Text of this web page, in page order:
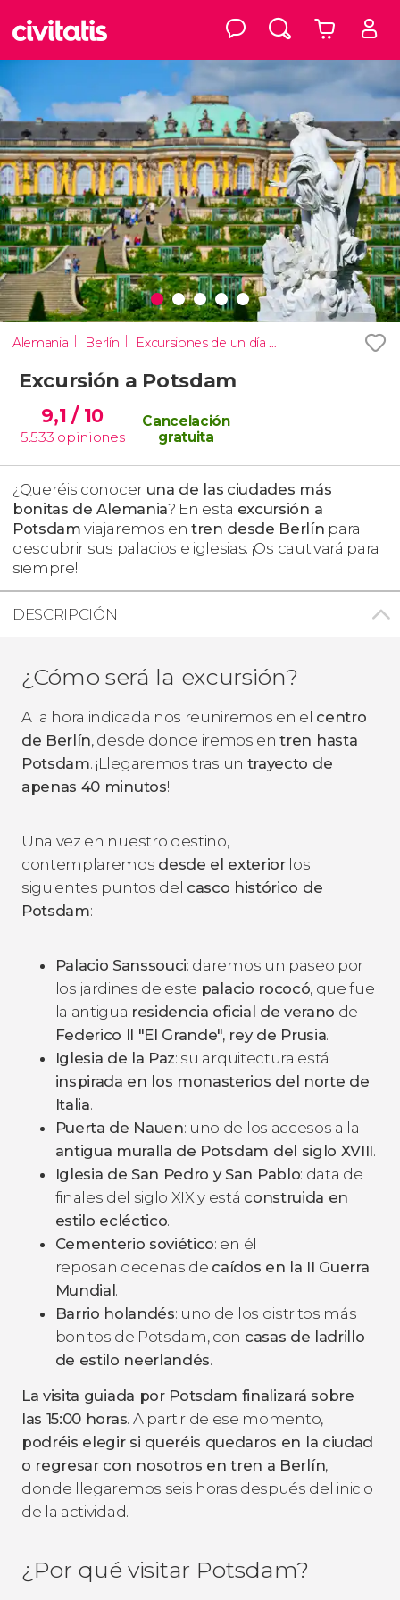
Alemania Berlín Excursiones de un día desde Berlín
Excursión a Potsdam
9,1/ 10
5.533 opiniones
Cancelación
gratuita
¿Queréis conocer una de las ciudades más
bonitas de Alemania? En esta excursión a
Potsdam viajaremos en tren desde Berlín para
descubrir sus palacios e iglesias. ¡Os cautivará para
siempre!
DESCRIPCIÓN
¿Cómo será la excursión?
A la hora indicada nos reuniremos en el centro
de Berlín, desde donde iremos entren hasta
Potsdam. ¡Llegaremos tras un trayecto de
apenas 40 minutos!
Una vez en nuestro destino,
contemplaremos desde el exteriorlos
siguientes puntos del casco histórico de
Potsdam:
Palacio Sanssouci: daremos un paseo por
los jardines de este palacio rococó, que fue
la antigua residencia oficial de verano de
Federico II "El Grande", rey de Prusia.
Iglesia de la Paz: su arquitectura está
inspirada en los monasterios del norte de
Italia.
Puerta de Nauen: uno de los accesos a la
antigua muralla de Potsdam del siglo XVIII.
Iglesia de San Pedro y San Pablo: data de
finales del siglo XIX y está construida en
estilo ecléctico.
Cementerio soviético: en él
reposan decenas de caídos en la II Guerra
Mundial.
Barrio holandés: uno de los distritos más
bonitos de Potsdam, con casas de ladrillo
de estilo neerlandés.
La visita guiada por Potsdam finalizará sobre
las 15:00 horas. A partir de ese momento,
podréis elegir si queréis quedaros en la ciudad
o regresar con nosotros en tren a Berlín,
donde llegaremos seis horas después del inicio
de la actividad.
¿Por qué visitar Potsdam?